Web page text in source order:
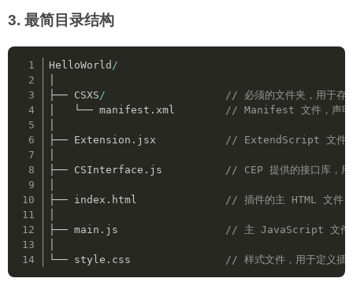
3. 最简目录结构
HelloWorld /
├── CSXS /
// 必须的文件夹，用于
│   └── manifest.xml
// Manifest 文件，声明
├── Extension.jsx
// ExtendScript 文件，
├── CSInterface.js
// CEP 提供的接口库
├── index.html
// 插件的主 HTML 文件，
├── main.js
// 主 JavaScript 文件，
└── style.css
// 样式文件，用于定义插